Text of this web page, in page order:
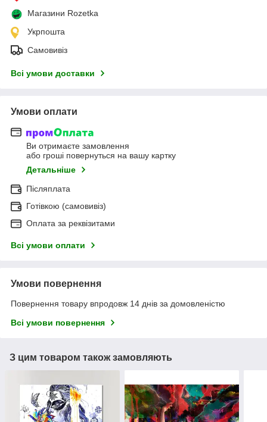
Магазини Rozetka
Укрпошта
Самовивіз
Всі умови доставки
Умови оплати
Ви отримаєте замовлення
або гроші повернуться на вашу картку
Детальніше
Післяплата
Готівкою (самовивіз)
Оплата за реквізитами
Всі умови оплати
Умови повернення
Повернення товару впродовж 14 днів за домовленістю
Всі умови повернення
З цим товаром також замовляють